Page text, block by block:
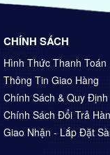
CHÍNH SÁCH
Hình Thức Thanh Toán
Thông Tin Giao Hàng
Chính Sách & Quy Định
Chính Sách Đổi Trả
Giao Nhận - Lắp Đặt